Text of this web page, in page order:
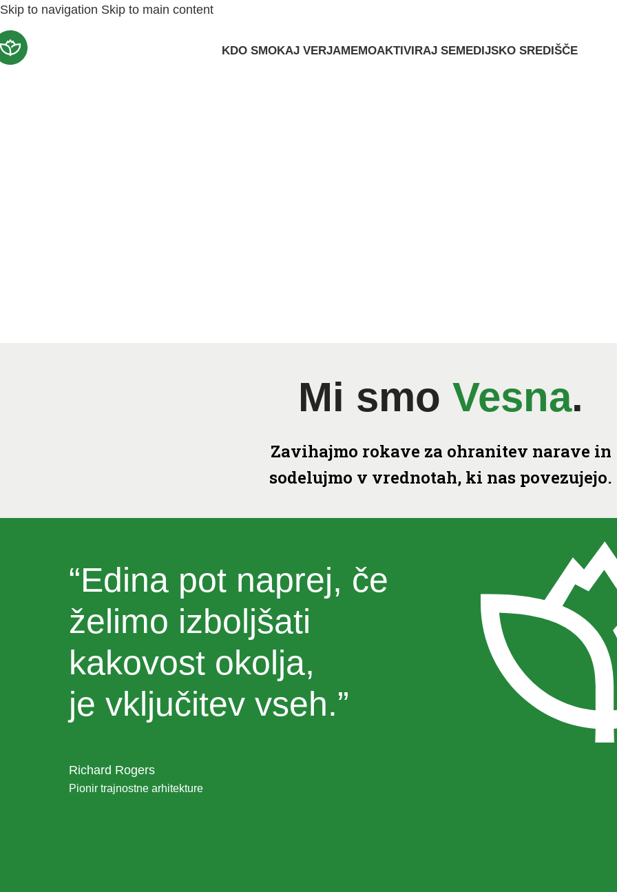
Skip to navigation Skip to main content
KDO SMOKAJ VERJAMEMOAKTIVIRAJ SEMEDIJSKO SREDIŠČE
Mi smo Vesna.
Zavihajmo rokave za ohranitev narave in
sodelujmo v vrednotah, ki nas povezujejo.
“Edina pot naprej, če
želimo izboljšati
kakovost okolja,
je vključitev vseh.”
Richard Rogers
Pionir trajnostne arhitekture